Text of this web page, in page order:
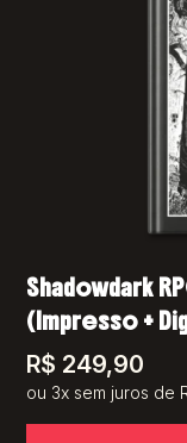
Shadowdark
(Impresso +
R$ 249,90
ou 3x sem juros de